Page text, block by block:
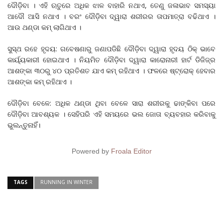
ଦୌଡ଼ିବା । ଏହି ଋତୁରେ ଅଧିକ ଝାଳ ବାହାରି ନଥାଏ, ତେଣୁ ଜଳାଭାବ ସମସ୍ୟା
ଆଦୌ ଆସି ନଥାଏ । ବରଂ ଦୌଡ଼ିବା ଦ୍ୱାରା ଶରୀରର ତାପମାତ୍ରା ବଢିଥାଏ ।
ଆଉ ଥଣ୍ଡା କମ୍‌ ଲାଗିଥାଏ ।
ସୁସ୍ଥ ରହେ ହୃଦୟ: ଗବେଷଣାରୁ ଜଣାପଡିଛି ଦୌଡ଼ିବା ଦ୍ୱାରା ହୃଦୟ ଠିକ୍‌ ଭାବେ
କାର୍ୟ୍ୟକାରୀ ହୋଇଥାଏ । ନିୟମିତ ଦୌଡ଼ିବା ଦ୍ୱାରା କାରୋନାରୀ ହାର୍ଟ ଡିଜିଜ୍‌ର
ଆଶଙ୍କା ୩୦ରୁ ୪୦ ପ୍ରତିଶତ ଯାଏ କମ୍‌ ରହିଥାଏ । ଫଳରେ ଷ୍ଟ୍ରୋକ୍‌ ହେବାର
ଆଶଙ୍କା କମ୍‌ ରହିଥାଏ ।
ଦୌଡ଼ିବା ବେଳେ: ଅଧିକ ଥଣ୍ଡା ଥିବା ବେଳେ ସାରା ଶରୀରକୁ ଢାଙ୍କିବା ପରେ
ଦୌଡ଼ିବା ଆବଶ୍ୟକ । ସେହିପରି ଏହି ସମୟରେ ଭଲ ଜୋତା ବ୍ୟବହାର କରିବାକୁ
ଭୁଲନ୍ତୁନାହିଁ।
Powered by Froala Editor
TAGS RUNNING IN WINTER